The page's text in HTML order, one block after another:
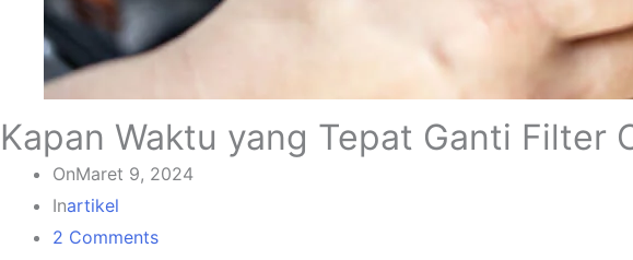
Kapan Waktu yang Tepat Ganti Filter
OnMaret 9, 2024
Inartikel
2 Comments